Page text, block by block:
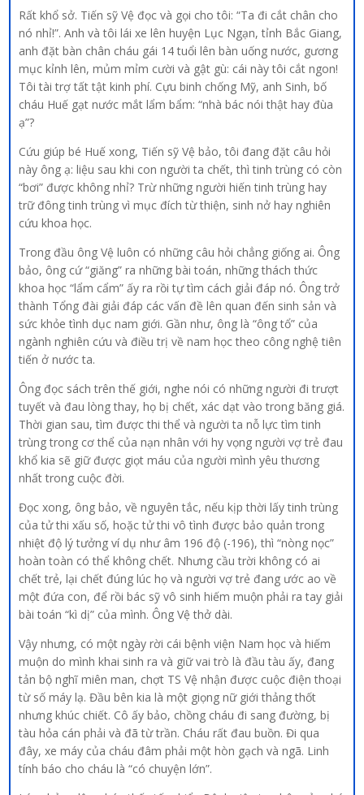
Rất khổ sở. Tiến sỹ Vệ đọc và gọi cho tôi: “Ta đi cắt chân cho
nó nhỉ!”. Anh và tôi lái xe lên huyện Lục Ngạn, tỉnh Bắc Giang,
anh đặt bàn chân cháu gái 14 tuổi lên bàn uống nước, gương
mục kỉnh lên, mủm mỉm cười và gật gù: cái này tôi cắt ngon!
Tôi tài trợ tất tật kinh phí. Cựu binh chống Mỹ, anh Sinh, bố
cháu Huế gạt nước mắt lẩm bẩm: “nhà bác nói thật hay đùa
ạ”?
Cứu giúp bé Huế xong, Tiến sỹ Vệ bảo, tôi đang đặt câu hỏi
này ông ạ: liệu sau khi con người ta chết, thì tinh trùng có còn
“bơi” được không nhỉ? Trừ những người hiến tinh trùng hay
trữ đông tinh trùng vì mục đích từ thiện, sinh nở hay nghiên
cứu khoa học.
Trong đầu ông Vệ luôn có những câu hỏi chẳng giống ai. Ông
bảo, ông cứ “giăng” ra những bài toán, những thách thức
khoa học “lẩm cẩm” ấy ra rồi tự tìm cách giải đáp nó. Ông trở
thành Tổng đài giải đáp các vấn đề lên quan đến sinh sản và
sức khỏe tình dục nam giới. Gần như, ông là “ông tổ” của
ngành nghiên cứu và điều trị về nam học theo công nghệ tiên
tiến ở nước ta.
Ông đọc sách trên thế giới, nghe nói có những người đi trượt
tuyết và đau lòng thay, họ bị chết, xác dạt vào trong băng giá.
Thời gian sau, tìm được thi thể và người ta nỗ lực tìm tinh
trùng trong cơ thể của nạn nhân với hy vọng người vợ trẻ đau
khổ kia sẽ giữ được giọt máu của người mình yêu thương
nhất trong cuộc đời.
Đọc xong, ông bảo, về nguyên tắc, nếu kịp thời lấy tinh trùng
của tử thi xấu số, hoặc tử thi vô tình được bảo quản trong
nhiệt độ lý tưởng ví dụ như âm 196 độ (-196), thì “nòng nọc”
hoàn toàn có thể không chết. Nhưng cầu trời không có ai
chết trẻ, lại chết đúng lúc họ và người vợ trẻ đang ước ao về
một đứa con, để rồi bác sỹ vô sinh hiếm muộn phải ra tay giải
bài toán “kì dị” của mình. Ông Vệ thở dài.
Vậy nhưng, có một ngày rời cái bệnh viện Nam học và hiếm
muộn do mình khai sinh ra và giữ vai trò là đầu tàu ấy, đang
tản bộ nghĩ miên man, chợt TS Vệ nhận được cuộc điện thoại
từ số máy lạ. Đầu bên kia là một giọng nữ giới thảng thốt
nhưng khúc chiết. Cô ấy bảo, chồng cháu đi sang đường, bị
tàu hỏa cán phải và đã từ trần. Cháu rất đau buồn. Đi qua
đây, xe máy của cháu đâm phải một hòn gạch và ngã. Linh
tính báo cho cháu là “có chuyện lớn”.